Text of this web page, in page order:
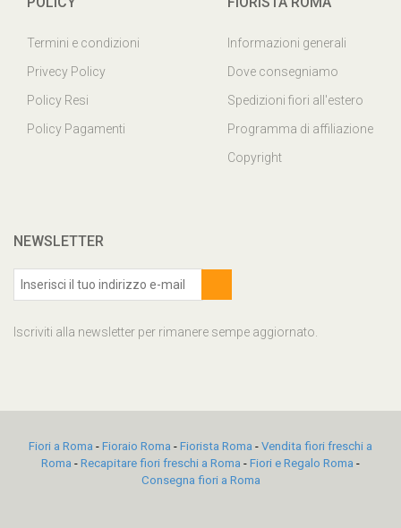
Termini e condizioni
Privecy Policy
Policy Resi
Informazioni generali
Dove consegniamo
Spedizioni fiori all'estero
Programma di affiliazione
Fiori a Roma-Fioraio Roma-Fiorista Roma-Vendita fiori freschi a
Recapitare fiori freschi a Roma-Fiori e Regalo Roma